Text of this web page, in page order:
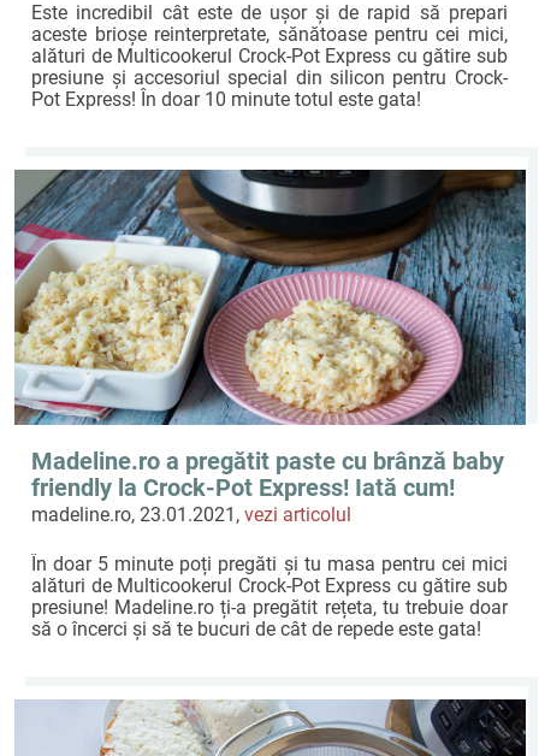
Este incredibil cât este de ușor și de rapid să prepari
aceste brioșe reinterpretate, sănătoase pentru cei mici,
alături de Multicookerul Crock-Pot Express cu gătire sub
presiune și accesoriul special din silicon pentru Crock-
Pot Express! În doar 10 minute totul este gata!
Madeline.ro a pregătit paste cu brânză baby
friendly la Crock-Pot Express! Iată cum!
madeline.ro, 23.01.2021,vezi articolul
În doar 5 minute poți pregăti și tu masa pentru cei mici
alături de Multicookerul Crock-Pot Express cu gătire sub
presiune! Madeline.ro ți-a pregătit rețeta, tu trebuie doar
să o încerci și să te bucuri de cât de repede este gata!